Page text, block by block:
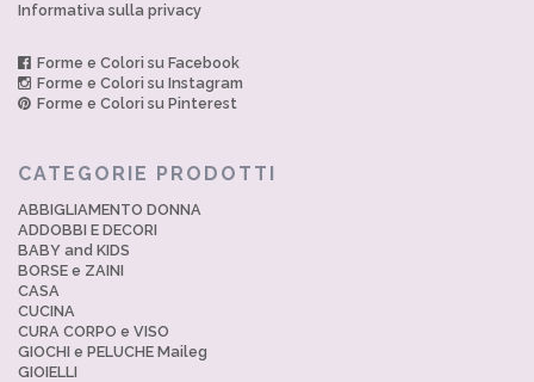
Informativa sulla privacy
Forme e Colori su Facebook
Forme e Colori su Instagram
Forme e Colori su Pinterest
CATEGORIE PRODOTTI
ABBIGLIAMENTO DONNA
ADDOBBI E DECORI
BABY and KIDS
BORSE e ZAINI
CASA
CUCINA
CURA CORPO e VISO
GIOCHI e PELUCHE Maileg
GIOIELLI